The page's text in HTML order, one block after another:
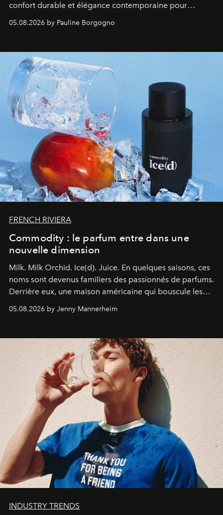
confort durable et élégance contemporaine pour
accompagner les explorations du quotidien.
05.08.2026 by Pauline Borgogno
FRENCH RIVIERA
Commodity : le parfum entre dans une
nouvelle dimension
Milk. Milk Orchid. Ice(d). Juice. En quelques saisons, ces
noms sont devenus familiers des passionnés de parfums.
Derrière eux, une maison américaine qui bouscule les
codes de la parfumerie contemporaine en proposant
une approche aussi intuitive que personnelle :
05.08.2026 by Jenny Mannerheim
INDUSTRY TRENDS